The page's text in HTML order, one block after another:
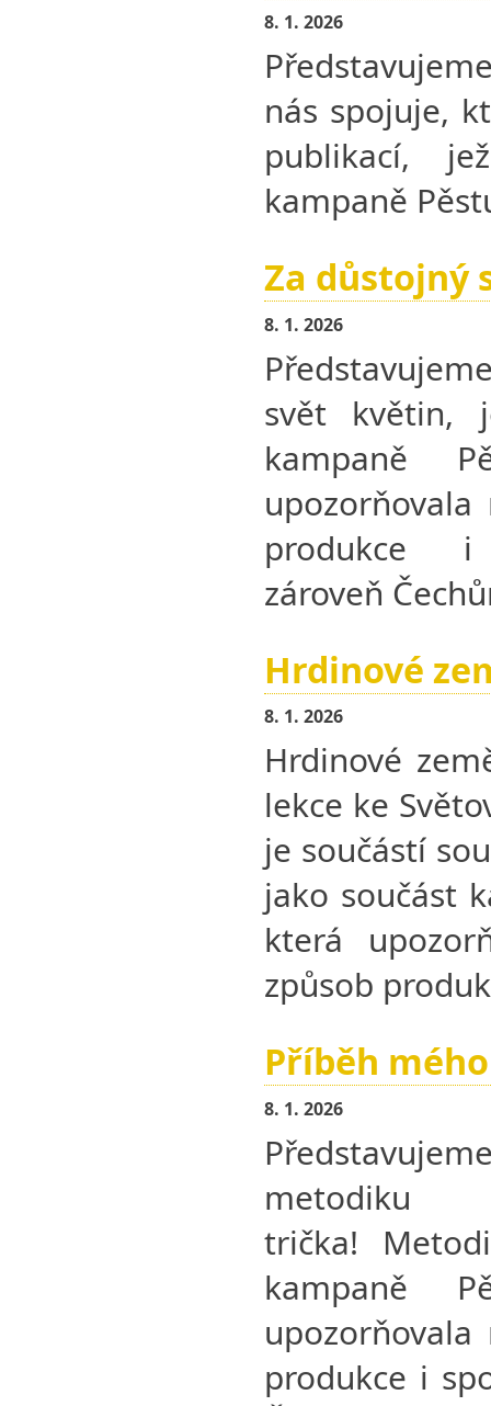
8. 1. 2026
nás spojuje,
publikací,
kampaně
Za důstojný
8. 1. 2026
svět květin,
kampaně
produkce
zároveň
Hrdinové
8. 1. 2026
Hrdinové
lekce ke
je součástí
jako součást
která
způsob
Příběh
8. 1. 2026
trička!
kampaně
produkce i